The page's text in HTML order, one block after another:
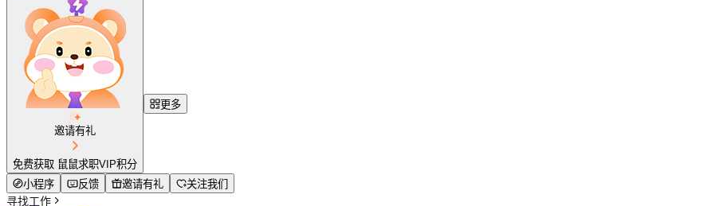
邀请有礼
免费获取 鼠鼠求职VIP积分
更多
小程序 反馈 邀请有礼
关注我们
寻找工作